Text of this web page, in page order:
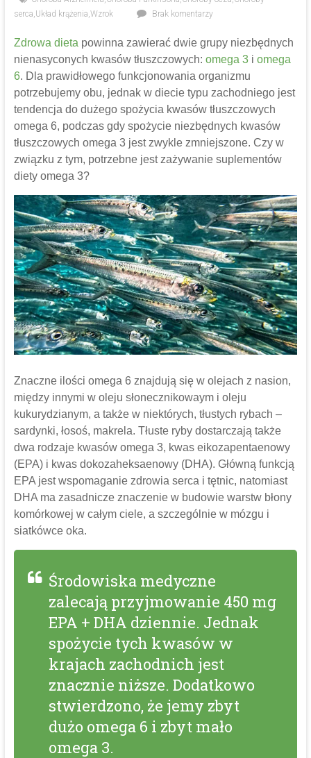
serca,Układ krążenia,Wzrok Brak komentarzy
Zdrowa dieta powinna zawierać dwie grupy niezbędnych
nienasyconych kwasów tłuszczowych: omega 3i omega
6. Dla prawidłowego funkcjonowania organizmu
potrzebujemy obu, jednak w diecie typu zachodniego jest
tendencja do dużego spożycia kwasów tłuszczowych
omega 6, podczas gdy spożycie niezbędnych kwasów
tłuszczowych omega 3 jest zwykle zmniejszone. Czy w
związku z tym, potrzebne jest zażywanie suplementów
diety omega 3?
Znaczne ilości omega 6 znajdują się w olejach z nasion,
między innymi w oleju słonecznikowaym i oleju
kukurydzianym, a także w niektórych, tłustych rybach –
sardynki, łosoś, makrela. Tłuste ryby dostarczają także
dwa rodzaje kwasów omega 3, kwas eikozapentaenowy
(EPA) i kwas dokozaheksaenowy (DHA). Główną funkcją
EPA jest wspomaganie zdrowia serca i tętnic, natomiast
DHA ma zasadnicze znaczenie w budowie warstw błony
komórkowej w całym ciele, a szczególnie w mózgu i
siatkówce oka.
Środowiska medyczne
zalecają przyjmowanie 450 mg
EPA + DHA dziennie. Jednak
spożycie tych kwasów w
krajach zachodnich jest
znacznie niższe. Dodatkowo
stwierdzono, że jemy zbyt
dużo omega 6 i zbyt mało
omega 3.